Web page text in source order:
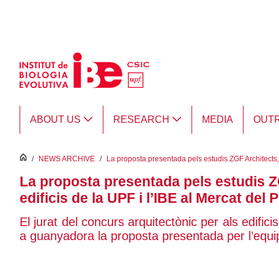
ABOUT US RESEARCH MEDIA
inici
/ NEWS ARCHIVE / La proposta presentada pels estudis ZGF
La proposta presentada pels estudis
edificis de la UPF i l’IBE al Mercat del
El jurat del concurs arquitectònic per als
a guanyadora la proposta presentada per